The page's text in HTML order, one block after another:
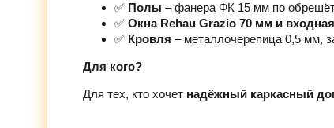
✅ Полы – фанера ФК 15 мм по
✅ Окна Rehau Grazio 70 мм и
✅ Кровля – металлочерепица 0,5 мм,
Для кого?
Для тех, кто хочет надёжный каркасный